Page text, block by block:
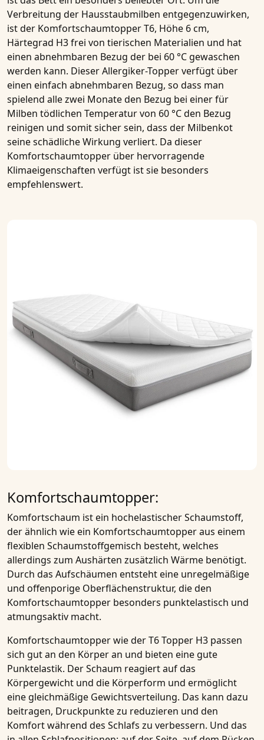
Verbreitung der Hausstaubmilben entgegenzuwirken,
ist der Komfortschaumtopper T6, Höhe 6 cm,
Härtegrad H3frei von tierischen Materialien und hat
einen abnehmbaren Bezug der bei 60 °C gewaschen
werden kann. DieserAllergiker-Topperverfügt über
einen einfach abnehmbaren Bezug, so dass man
spielend alle zwei Monate den Bezug bei einer für
Milben tödlichen Temperatur von 60 °C den Bezug
reinigen und somit sicher sein, dass der Milbenkot
seine schädliche Wirkung verliert. Da dieser
Komfortschaumtopper über hervorragende
Klimaeigenschaften verfügt ist sie besonders
empfehlenswert.
Komfortschaumtopper:
Komfortschaum ist ein hochelastischer Schaumstoff,
der ähnlich wie ein Komfortschaumtopperaus einem
flexiblen Schaumstoffgemisch besteht, welches
allerdings zum Aushärten zusätzlich Wärme benötigt.
Durch das Aufschäumen entsteht eine unregelmäßige
und offenporige Oberflächenstruktur, die den
Komfortschaumtopper besonders punktelastisch und
atmungsaktiv macht.
Komfortschaumtopperwie derT6 Topper H3 passen
sich gut an den Körper an und bieten eine gute
Punktelastik. Der Schaum reagiert auf das
Körpergewicht und die Körperform und ermöglicht
eine gleichmäßige Gewichtsverteilung. Das kann dazu
beitragen, Druckpunkte zu reduzieren und den
Komfort während des Schlafs zu verbessern. Und das